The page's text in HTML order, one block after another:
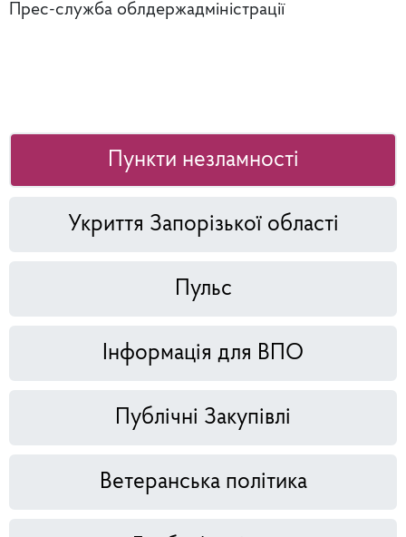
Прес-служба облдержадміністрації
Пункти незламності
Укриття Запорізької області
Пульс
Інформація для ВПО
Публічні Закупівлі
Ветеранська політика